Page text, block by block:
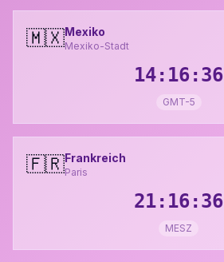
🇲🇽Mexiko
Mexiko-Stadt
14:16:37
GMT-5
🇫🇷Frankreich
Paris
21:16:37
MESZ